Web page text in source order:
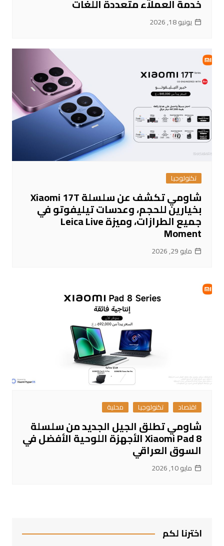
خدمة العملاء متعددة اللغات
يونيو 18, 2026
تكنولوجيا
شاومي تكشف عن سلسلة Xiaomi 17T
بخيارين للحجم، وعدسات تيليفوتو في
جميع الطرازات، وميزة Leica Live
Moment
مايو 29, 2026
اقتصاد تكنولوجيا محلية
شاومي تطلق الجيل الجديد من سلسلة
Xiaomi Pad 8 الأجهزة اللوحية الأفضل في
السوق العراقي
مايو 10, 2026
اخترنا لكم